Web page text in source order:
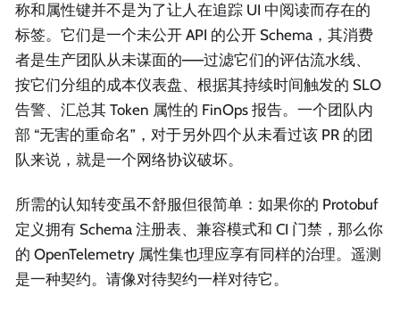
称和属性键并不是为了让人在追踪 UI 中阅读而存在的
标签。它们是一个未公开 API 的公开 Schema，其消费
者是生产团队从未谋面的——过滤它们的评估流水线、
按它们分组的成本仪表盘、根据其持续时间触发的 SLO
告警、汇总其 Token 属性的 FinOps 报告。一个团队内
部 “无害的重命名”，对于另外四个从未看过该 PR 的团
队来说，就是一个网络协议破坏。
所需的认知转变虽不舒服但很简单：如果你的 Protobuf
定义拥有 Schema 注册表、兼容模式和 CI 门禁，那么你
的 OpenTelemetry 属性集也理应享有同样的治理。遥测
是一种契约。请像对待契约一样对待它。